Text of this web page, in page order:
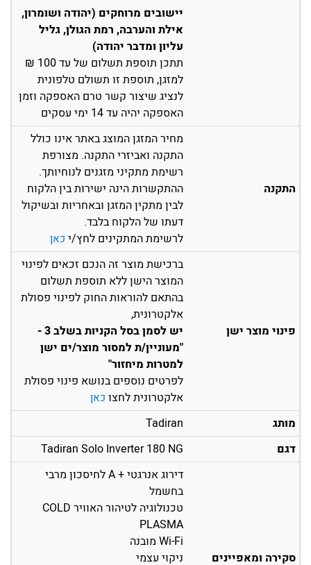
יישובים מרוחקים (יהודה ושומרון,
אילת והערבה, רמת הגולן, גליל
עליון ומדבר יהודה)
תתכן תוספת תשלום של עד 100 ₪
למזגן, תוספת זו תשולם טלפונית
לנציג שיצור קשר טרם האספקה וזמן
האספקה יהיה עד 14 ימי עסקים
התקנה
מחיר המזגן המוצג באתר אינו כולל
התקנה ואביזרי התקנה. מצורפת
רשימת מתקיני מזגנים לנוחיותך.
ההתקשרות הינה ישירות בין הלקוח
לבין מתקין המזגן ובאחריות ובשיקול
דעתו של הלקוח בלבד.
לרשימת המתקינים לחץ/י כאן
פינוי מוצר ישן
ברכישת מוצר זה הנכם זכאים לפינוי
המוצר הישן ללא תוספת תשלום
בהתאם להוראות החוק לפינוי פסולת
אלקטרונית,
יש לסמן בסל הקניות בשלב 3 -
"מעוניין/ת למסור מוצר/ים ישן
למטרות מיחזור"
לפרטים נוספים בנושא פינוי פסולת
אלקטרונית לחצו כאן
מותג
Tadiran
דגם
Tadiran Solo Inverter 180 NG
סקירה ומאפיינים
דירוג אנרגטי + A לחיסכון מרבי
בחשמל
טכנולוגיה לטיהור האוויר COLD
PLASMA
Wi-Fi מובנה
ניקוי עצמי